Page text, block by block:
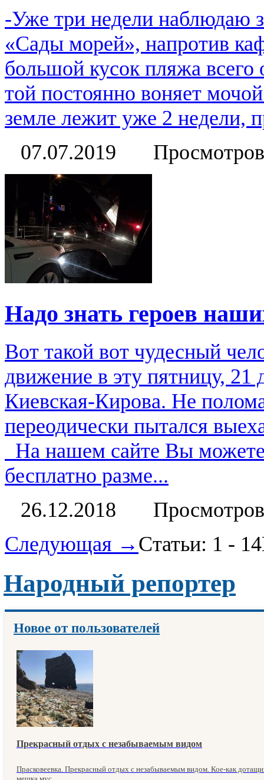
-Уже три недели наблюдаю
«Сады морей», напротив
большой кусок пляжа всего
той постоянно воняет
земле лежит уже 2 недели,
07.07.2019
Надо знать героев
Вот такой вот чудесный
движение в эту пятницу, 21
Киевская-Кирова. Не
переодически пытался
На нашем сайте Вы
бесплатно разме...
26.12.2018
Следующая → Статьи: 1 - 14
Народный репортер
Новое от пользователей
Прекрасный отдых с незабываемым видом
Прасковеевка. Прекрасный отдых с незабываемым видом. Кое-как